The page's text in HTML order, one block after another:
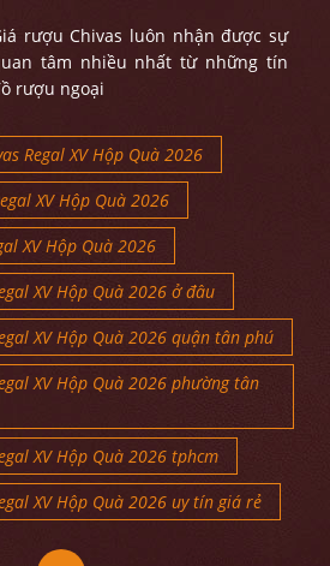
rượu Chivas luôn nhận được sự
tâm nhiều nhất từ những tín
rượu ngoại
Regal XV Hộp Quà 2026
XV Hộp Quà 2026
XV Hộp Quà 2026
XV Hộp Quà 2026 ở đâu
XV Hộp Quà 2026 quận tân phú
XV Hộp Quà 2026 phường tân
XV Hộp Quà 2026 tphcm
XV Hộp Quà 2026 uy tín giá rẻ